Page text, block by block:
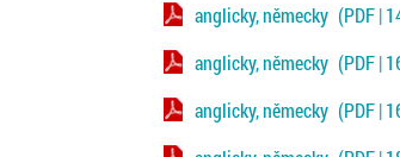
anglicky, německy (PDF |
anglicky, německy (PDF |
anglicky, německy (PDF |